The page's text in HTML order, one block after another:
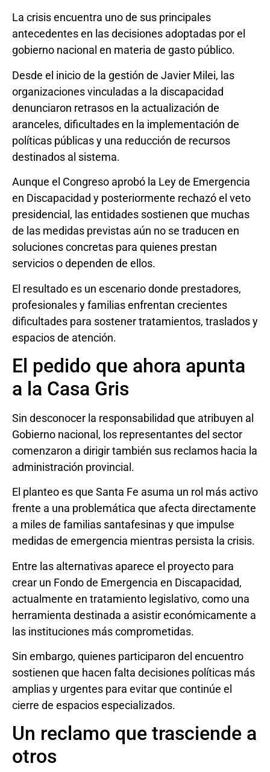
La crisis encuentra uno de sus principales
antecedentes en las decisiones adoptadas por el
gobierno nacional en materia de gasto público.
Desde el inicio de la gestión de Javier Milei, las
organizaciones vinculadas a la discapacidad
denunciaron retrasos en la actualización de
aranceles, dificultades en la implementación de
políticas públicas y una reducción de recursos
destinados al sistema.
Aunque el Congreso aprobó la Ley de Emergencia
en Discapacidad y posteriormente rechazó el veto
presidencial, las entidades sostienen que muchas
de las medidas previstas aún no se traducen en
soluciones concretas para quienes prestan
servicios o dependen de ellos.
El resultado es un escenario donde prestadores,
profesionales y familias enfrentan crecientes
dificultades para sostener tratamientos, traslados y
espacios de atención.
El pedido que ahora apunta
a la Casa Gris
Sin desconocer la responsabilidad que atribuyen al
Gobierno nacional, los representantes del sector
comenzaron a dirigir también sus reclamos hacia la
administración provincial.
El planteo es que Santa Fe asuma un rol más activo
frente a una problemática que afecta directamente
a miles de familias santafesinas y que impulse
medidas de emergencia mientras persista la crisis.
Entre las alternativas aparece el proyecto para
crear un Fondo de Emergencia en Discapacidad,
actualmente en tratamiento legislativo, como una
herramienta destinada a asistir económicamente a
las instituciones más comprometidas.
Sin embargo, quienes participaron del encuentro
sostienen que hacen falta decisiones políticas más
amplias y urgentes para evitar que continúe el
cierre de espacios especializados.
Un reclamo que trasciende a
otros